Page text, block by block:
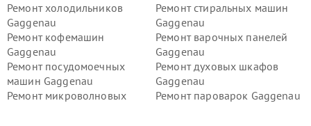
Ремонт холодильников
Gaggenau
Ремонт стиральных машин
Gaggenau
Ремонт кофемашин
Gaggenau
Ремонт варочных панелей
Gaggenau
Ремонт посудомоечных
машин Gaggenau
Ремонт духовых шкафов
Gaggenau
Ремонт микроволновых
Ремонт пароварок Gaggenau